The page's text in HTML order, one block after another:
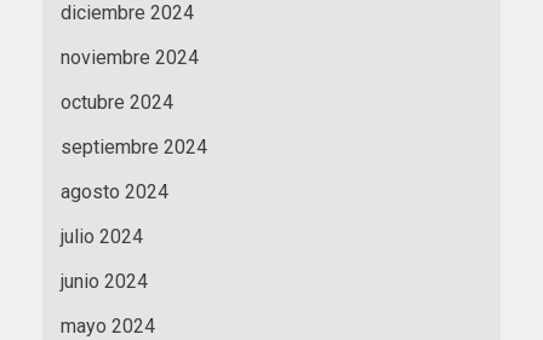
diciembre 2024
noviembre 2024
octubre 2024
septiembre 2024
agosto 2024
julio 2024
junio 2024
mayo 2024